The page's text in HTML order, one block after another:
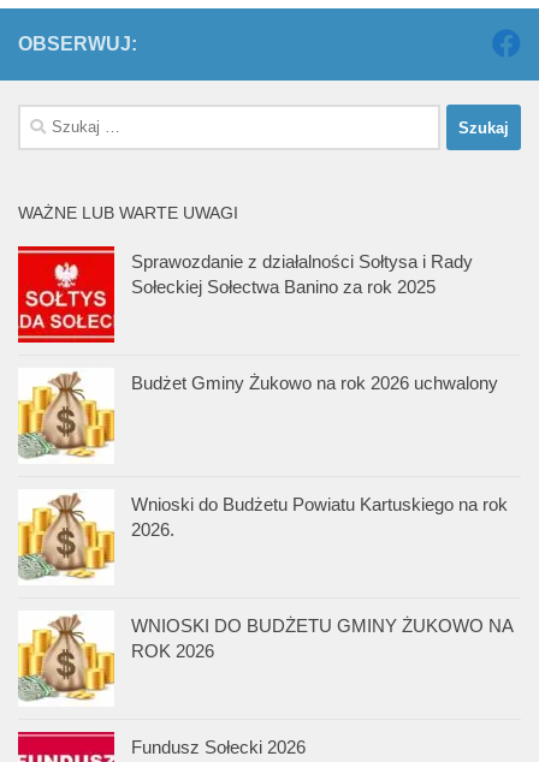
OBSERWUJ:
Szukaj:
WAŻNE LUB WARTE UWAGI
Sprawozdanie z działalności Sołtysa i Rady
Sołeckiej Sołectwa Banino za rok 2025
Budżet Gminy Żukowo na rok 2026 uchwalony
Wnioski do Budżetu Powiatu Kartuskiego na rok
2026.
WNIOSKI DO BUDŻETU GMINY ŻUKOWO NA
ROK 2026
Fundusz Sołecki 2026